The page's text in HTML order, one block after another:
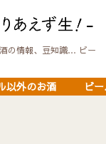
の情報、豆知識… ビー
以外のお酒 ビ